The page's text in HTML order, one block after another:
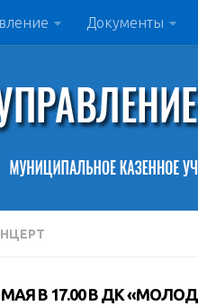
Документы
МАЯ В 17.00 В ДК